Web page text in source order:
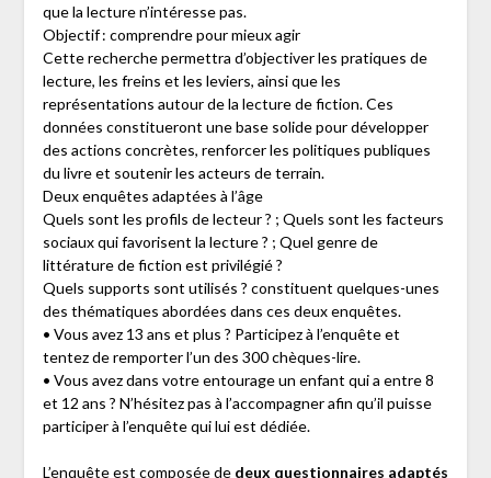
que la lecture n’intéresse pas.
Objectif : comprendre pour mieux agir
Cette recherche permettra d’objectiver les pratiques de
lecture, les freins et les leviers, ainsi que les
représentations autour de la lecture de fiction. Ces
données constitueront une base solide pour développer
des actions concrètes, renforcer les politiques publiques
du livre et soutenir les acteurs de terrain.
Deux enquêtes adaptées à l’âge
Quels sont les profils de lecteur ? ; Quels sont les facteurs
sociaux qui favorisent la lecture ? ; Quel genre de
littérature de fiction est privilégié ?
Quels supports sont utilisés ? constituent quelques-unes
des thématiques abordées dans ces deux enquêtes.
• Vous avez 13 ans et plus ? Participez à l’enquête et
tentez de remporter l’un des 300 chèques-lire.
• Vous avez dans votre entourage un enfant qui a entre 8
et 12 ans ? N’hésitez pas à l’accompagner afin qu’il puisse
participer à l’enquête qui lui est dédiée.
L’enquête est composée de deux questionnaires adaptés